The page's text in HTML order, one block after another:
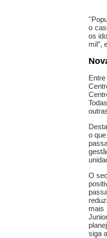
o
os
mil”,
o
O
mais
siga